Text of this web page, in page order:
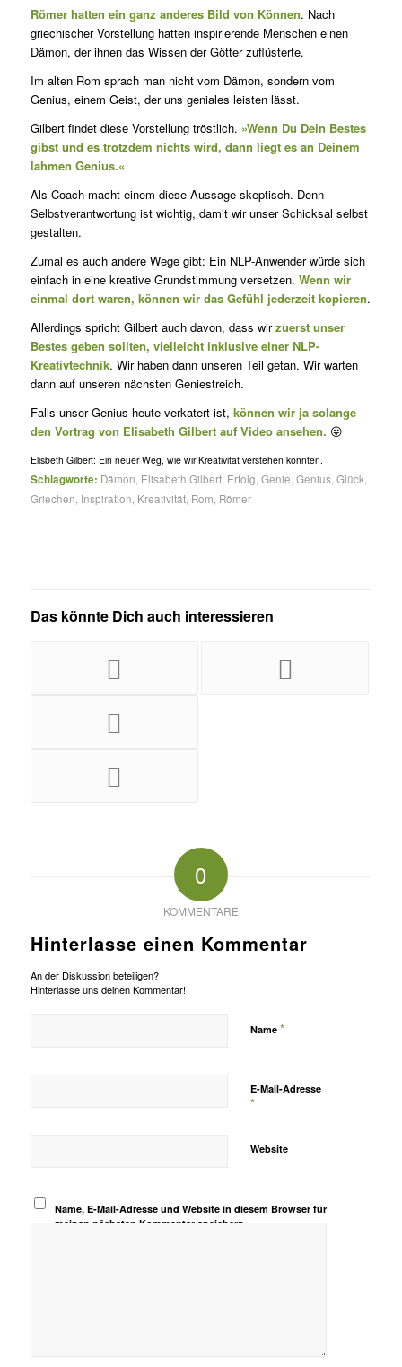
Römer hatten ein ganz anderes Bild von Können. Nach
griechischer Vorstellung hatten inspirierende Menschen einen
Dämon, der ihnen das Wissen der Götter zuflüsterte.
Im alten Rom sprach man nicht vom Dämon, sondern vom
Genius, einem Geist, der uns geniales leisten lässt.
Gilbert findet diese Vorstellung tröstlich. »Wenn Du Dein Bestes
gibst und es trotzdem nichts wird, dann liegt es an Deinem
lahmen Genius.«
Als Coach macht einem diese Aussage skeptisch. Denn
Selbstverant­wortung ist wichtig, damit wir unser Schicksal selbst
gestalten.
Zumal es auch andere Wege gibt: Ein NLP-Anwender würde sich
einfach in eine kreative Grundstimmung versetzen. Wenn wir
einmal dort waren, können wir das Gefühl jederzeit kopieren.
Allerdings spricht Gilbert auch davon, dass wirzuerst unser
Bestes geben sollten, vielleicht inklusive einer NLP-
Kreativtechnik. Wir haben dann unseren Teil getan. Wir warten
dann auf unseren nächsten Geniestreich.
Falls unser Genius heute verkatert ist, können wir ja solange
den Vortrag von Elisabeth Gilbert auf Video ansehen. 😛
Elisbeth Gilbert: Ein neuer Weg, wie wir Kreativität verstehen könnten.
Schlagworte: Dämon Elisabeth Gilbert, Erfolg Genie Genius, Glück
Griechen Inspiration Kreativität, Rom Römer
Das könnte Dich auch interessieren
0
KOMMENTARE
Hinterlasse einen Kommentar
An der Diskussion beteiligen?
Hinterlasse uns deinen Kommentar!
Name *
E-Mail-Adresse
*
Website
Name, E-Mail-Adresse und Website in diesem Browser für
meinen nächsten Kommentar speichern.